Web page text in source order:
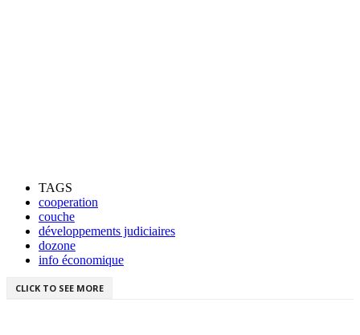
TAGS
cooperation
couche
développements judiciaires
dozone
info économique
CLICK TO SEE MORE